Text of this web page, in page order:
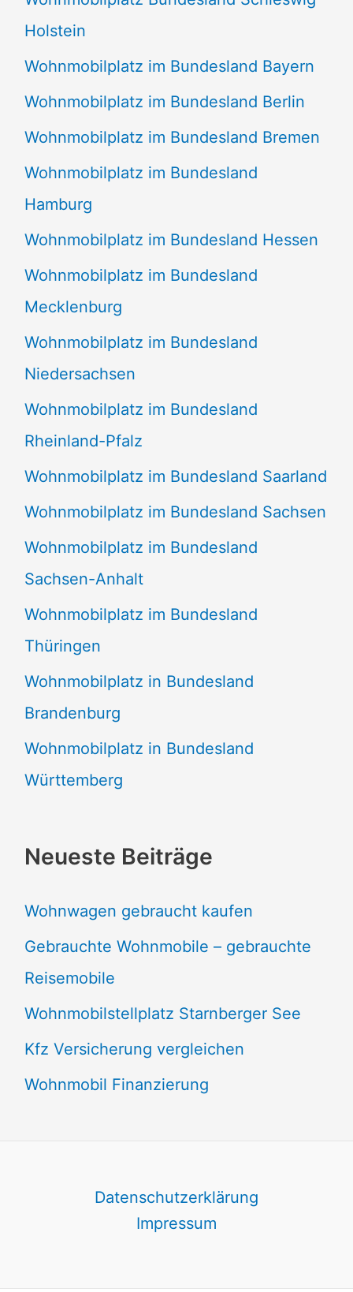
Holstein
Wohnmobilplatz im Bundesland Bayern
Wohnmobilplatz im Bundesland Berlin
Wohnmobilplatz im Bundesland Bremen
Wohnmobilplatz im Bundesland
Hamburg
Wohnmobilplatz im Bundesland Hessen
Wohnmobilplatz im Bundesland
Mecklenburg
Wohnmobilplatz im Bundesland
Niedersachsen
Wohnmobilplatz im Bundesland
Rheinland-Pfalz
Wohnmobilplatz im Bundesland Saarland
Wohnmobilplatz im Bundesland Sachsen
Wohnmobilplatz im Bundesland
Sachsen-Anhalt
Wohnmobilplatz im Bundesland
Thüringen
Wohnmobilplatz in Bundesland
Brandenburg
Wohnmobilplatz in Bundesland
Württemberg
Neueste Beiträge
Wohnwagen gebraucht kaufen
Gebrauchte Wohnmobile – gebrauchte
Reisemobile
Wohnmobilstellplatz Starnberger See
Kfz Versicherung vergleichen
Wohnmobil Finanzierung
Datenschutzerklärung
Impressum